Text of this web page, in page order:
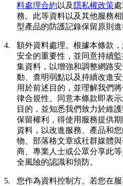
料處理合約 以及 隱私權政策
務。此等資料以及其他服務
型產品的防護記錄保留原則
4. 額外資料處理。 根據本條款
安全的重要性，並同意持續
集資料，以增強和調整網路
動、查明弱點以及持續改進
用於前述目的，並理解我們
律合規性。同意本條款即表
目的，並知悉我們致力於維
保留權利，得使用服務提供
資料，以改進服務、產品和
物、部落格文章或社群媒體
商、專業人士或公眾分享此
全風險的認識和預防。
5. 您作為資料控制方。 若您在